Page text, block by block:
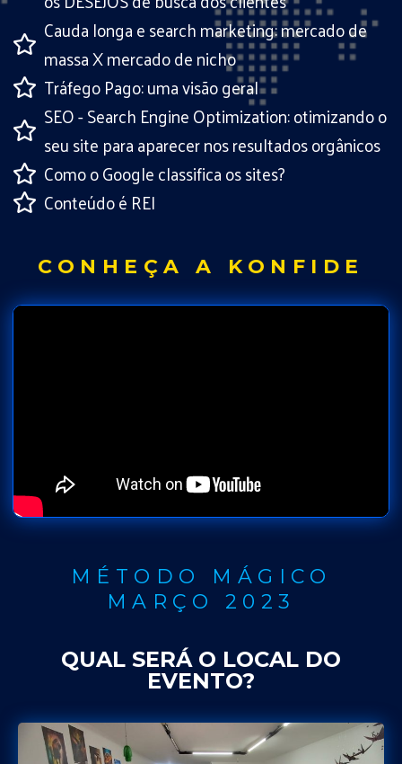
Cauda longa e search marketing: mercado de
massa X mercado de nicho
Tráfego Pago: uma visão geral
SEO - Search Engine Optimization: otimizando o
seu site para aparecer nos resultados orgânicos
Como o Google classifica os sites?
Conteúdo é REI
CONHEÇA A KONFIDE
MÉTODO MÁGICO
MARÇO 2023
QUAL SERÁ O LOCAL DO
EVENTO?